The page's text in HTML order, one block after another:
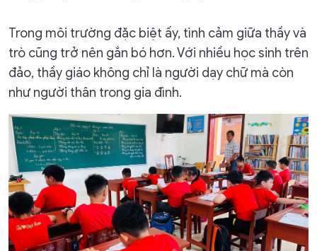
Trong môi trường đặc biệt ấy, tình cảm giữa thầy và
trò cũng trở nên gắn bó hơn. Với nhiều học sinh trên
đảo, thầy giáo không chỉ là người dạy chữ mà còn
như người thân trong gia đình.